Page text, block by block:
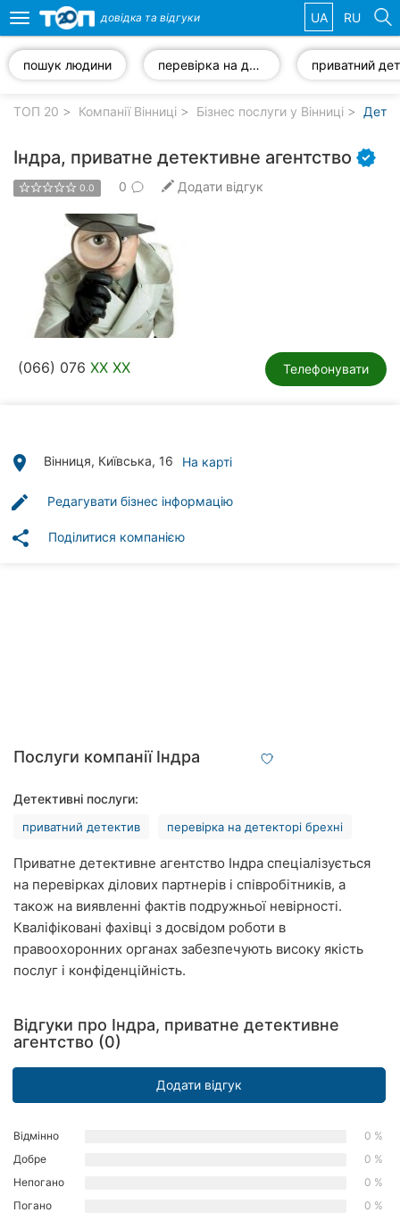
компанії
рубрики:
Стоматології
Ветеринарні
клініки
клініки
рубрики
Одеса
Кропивницький
Київ
Харків
Дніпро
Ріг
Миколаїв
Toggle
navigation
довідка та відгуки UA RU
пошук людини перевірка на детекторі брехні
ТОП 20 Компанії Вінниці Бізнес послуги у Вінниці
Індра, приватне детективне агентство
0.0 0 Додати відгук
(066) 076 XX XX Телефонувати
place Вінниця, Київська, 16 На карті
edit Редагувати бізнес інформацію
share Поділитися компанією
Послуги компанії Індра
Детективні послуги:
приватний детектив перевірка на детекторі брехні
Приватне детективне агентство Індра спеціалізується
на перевірках ділових партнерів і співробітників, а
також на виявленні фактів подружньої невірності.
Кваліфіковані фахівці з досвідом роботи в
правоохоронних органах забезпечують високу якість
послуг і конфіденційність.
Відгуки про Індра, приватне детективне
агентство (0)
Додати відгук
Відмінно
0 %
Добре
0 %
Непогано
0 %
Погано
0 %